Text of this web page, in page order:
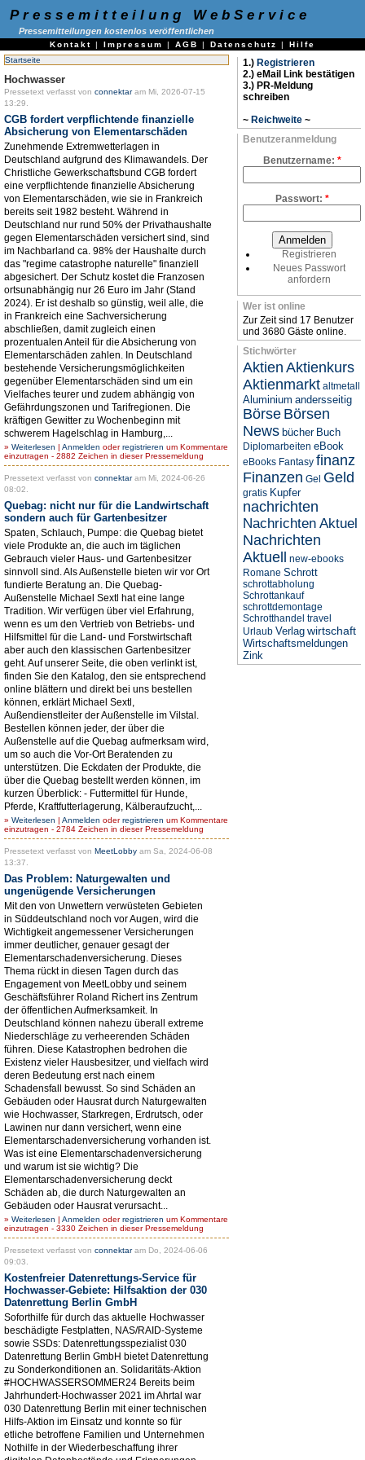
Pressemitteilung WebService
Pressemitteilungen kostenlos veröffentlichen
Kontakt | Impressum | AGB | Datenschutz | Hilfe
Startseite
Hochwasser
Pressetext verfasst von connektaram Mi, 2026-07-15
13:29.
CGB fordert verpflichtende finanzielle
Absicherung von Elementarschäden
Zunehmende Extremwetterlagen in
Deutschland aufgrund des Klimawandels. Der
Christliche Gewerkschaftsbund CGB fordert
eine verpflichtende finanzielle Absicherung
von Elementarschäden, wie sie in Frankreich
bereits seit 1982 besteht. Während in
Deutschland nur rund 50% der Privathaushalte
gegen Elementarschäden versichert sind, sind
im Nachbarland ca. 98% der Haushalte durch
das "regime catastrophe naturelle" finanziell
abgesichert. Der Schutz kostet die Franzosen
ortsunabhängig nur 26 Euro im Jahr (Stand
2024). Er ist deshalb so günstig, weil alle, die
in Frankreich eine Sachversicherung
abschließen, damit zugleich einen
prozentualen Anteil für die Absicherung von
Elementarschäden zahlen. In Deutschland
bestehende Versiche­rungsmöglichkeiten
gegenüber Elementarschäden sind um ein
Vielfaches teurer und zudem ab­hängig von
Gefährdungszonen und Tarifregionen. Die
kräftigen Gewitter zu Wochenbeginn mit
schwerem Hagelschlag in Hamburg,...
» Weiterlesen | Anmelden oderregistrieren um Kommentare
einzutragen - 2882 Zeichen in dieser Pressemeldung
Pressetext verfasst von connektaram Mi, 2024-06-26
08:02.
Quebag: nicht nur für die Landwirtschaft
sondern auch für Gartenbesitzer
Spaten, Schlauch, Pumpe: die Quebag bietet
viele Produkte an, die auch im täglichen
Gebrauch vieler Haus- und Gartenbesitzer
sinnvoll sind. Als Außenstelle bieten wir vor Ort
fundierte Beratung an. Die Quebag-
Außenstelle Michael Sextl hat eine lange
Tradition. Wir verfügen über viel Erfahrung,
wenn es um den Vertrieb von Betriebs- und
Hilfsmittel für die Land- und Forstwirtschaft
aber auch den klassischen Gartenbesitzer
geht. Auf unserer Seite, die oben verlinkt ist,
finden Sie den Katalog, den sie entsprechend
online blättern und direkt bei uns bestellen
können, erklärt Michael Sextl,
Außendienstleiter der Außenstelle im Vilstal.
Bestellen können jeder, der über die
Außenstelle auf die Quebag aufmerksam wird,
um so auch die Vor-Ort Beratenden zu
unterstützen. Die Eckdaten der Produkte, die
über die Quebag bestellt werden können, im
kurzen Überblick: - Futtermittel für Hunde,
Pferde, Kraftfutterlagerung, Kälberaufzucht,...
» Weiterlesen | Anmelden oderregistrieren um Kommentare
einzutragen - 2784 Zeichen in dieser Pressemeldung
Pressetext verfasst von MeetLobby am Sa, 2024-06-08
13:37.
Das Problem: Naturgewalten und
ungenügende Versicherungen
Mit den von Unwettern verwüsteten Gebieten
in Süddeutschland noch vor Augen, wird die
Wichtigkeit angemessener Versicherungen
immer deutlicher, genauer gesagt der
Elementarschadenversicherung. Dieses
Thema rückt in diesen Tagen durch das
Engagement von MeetLobby und seinem
Geschäftsführer Roland Richert ins Zentrum
der öffentlichen Aufmerksamkeit. In
Deutschland können nahezu überall extreme
Niederschläge zu verheerenden Schäden
führen. Diese Katastrophen bedrohen die
Existenz vieler Hausbesitzer, und vielfach wird
deren Bedeutung erst nach einem
Schadensfall bewusst. So sind Schäden an
Gebäuden oder Hausrat durch Naturgewalten
wie Hochwasser, Starkregen, Erdrutsch, oder
Lawinen nur dann versichert, wenn eine
Elementarschadenversicherung vorhanden ist.
Was ist eine Elementarschadenversicherung
und warum ist sie wichtig? Die
Elementarschadenversicherung deckt
Schäden ab, die durch Naturgewalten an
Gebäuden oder Hausrat verursacht...
» Weiterlesen | Anmelden oderregistrieren um Kommentare
einzutragen - 3330 Zeichen in dieser Pressemeldung
Pressetext verfasst von connektaram Do, 2024-06-06
09:03.
Kostenfreier Datenrettungs-Service für
Hochwasser-Gebiete: Hilfsaktion der 030
Datenrettung Berlin GmbH
Soforthilfe für durch das aktuelle Hochwasser
beschädigte Festplatten, NAS/RAID-Systeme
sowie SSDs: Datenrettungsspezialist 030
Datenrettung Berlin GmbH bietet Datenrettung
zu Sonderkonditionen an. Solidaritäts-Aktion
#HOCHWASSERSOMMER24 Bereits beim
Jahrhundert-Hochwasser 2021 im Ahrtal war
030 Datenrettung Berlin mit einer technischen
Hilfs-Aktion im Einsatz und konnte so für
etliche betroffene Familien und Unternehmen
Nothilfe in der Wiederbeschaffung ihrer
1.) Registrieren
2.) eMail Link bestätigen
3.) PR-Meldung
schreiben
~ Reichweite ~
Benutzeranmeldung
Benutzername: *
Passwort: *
Registrieren
Neues Passwort
anfordern
Wer ist online
Zur Zeit sind 17 Benutzer
und 3680 Gäste online.
Stichwörter
Aktien Aktienkurs
Aktienmarkt altmetall
Aluminium andersseitig
Börse Börsen
News bücher Buch
Diplomarbeiten eBook
eBooks Fantasy finanz
Finanzen Gel Geld
gratis Kupfer
nachrichten
Nachrichten Aktuel
Nachrichten
Aktuell
new-ebooks
Romane Schrott
schrottabholung
Schrottankauf
schrottdemontage
Schrotthandel travel
Urlaub Verlag wirtschaft
Wirtschaftsmeldungen
Zink